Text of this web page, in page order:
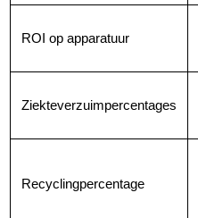
ROI op apparatuur
Ziekteverzuimpercentages
Recyclingpercentage